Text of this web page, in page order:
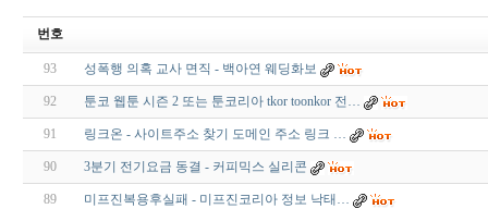
번호
93 성폭행 의혹 교사 면직 - 백아연 웨딩화보
92 툰코 웹툰 시즌 2 또는 툰코리아 tkor toonkor 전…
91 링크온 - 사이트주소 찾기 도메인 주소 링크 …
90 3분기 전기요금 동결 - 커피믹스 실리콘
89 미프진복용후실패 - 미프진코리아 정보 낙태…